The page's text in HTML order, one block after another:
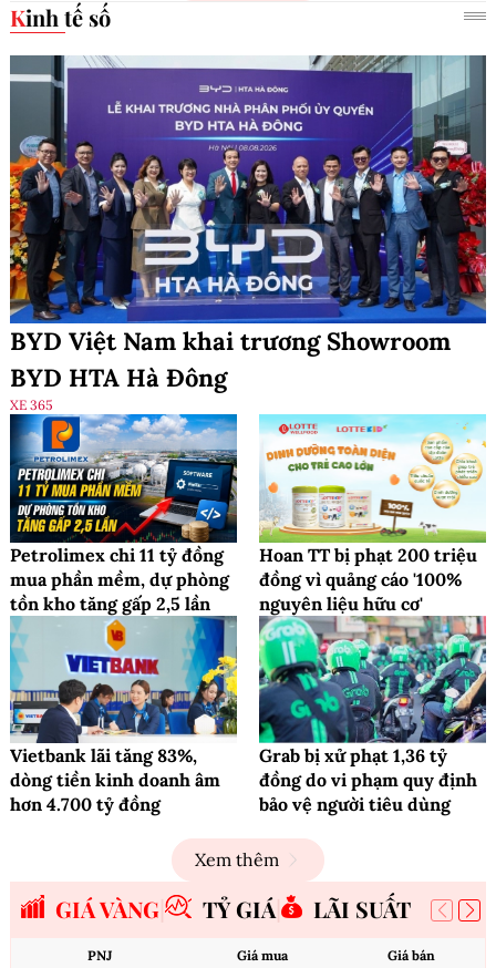
Kinh tế số
BYD Việt Nam khai trương Showroom
BYD HTA Hà Đông
XE 365
Petrolimex chi 11 tỷ đồng
mua phần mềm, dự phòng
tồn kho tăng gấp 2,5 lần
Hoan TT bị phạt 200 triệu
đồng vì quảng cáo '100%
nguyên liệu hữu cơ'
Vietbank lãi tăng 83%,
dòng tiền kinh doanh âm
hơn 4.700 tỷ đồng
Grab bị xử phạt 1,36 tỷ
đồng do vi phạm quy định
bảo vệ người tiêu dùng
Xem thêm
GIÁ VÀNG TỶ GIÁ LÃI SUẤT
PNJ Giá mua Giá bán